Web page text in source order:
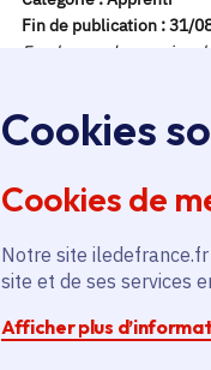
Cookies
Cookies de
Notre site
site et de ses services
Afficher plus